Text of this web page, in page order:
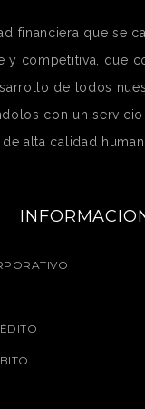
financiera que se
y competitiva, que
de todos
con un
alta calidad